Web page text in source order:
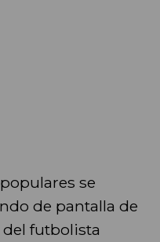
se
de pantalla de
futbolista